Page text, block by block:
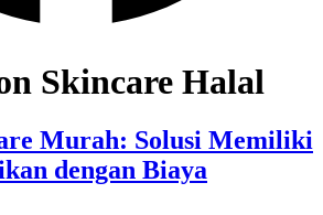
Skincare Halal
Murah: Solusi Memiliki
dengan Biaya